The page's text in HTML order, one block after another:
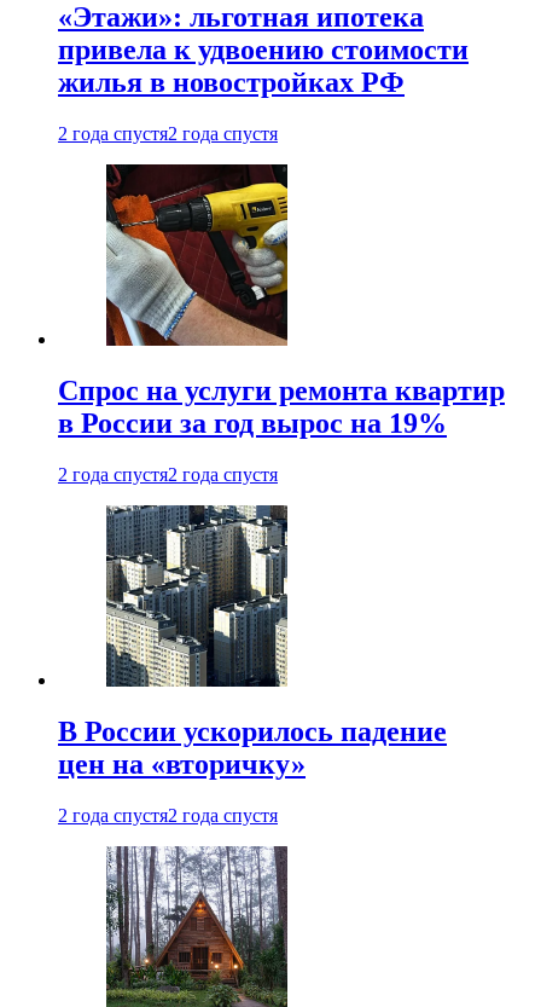
«Этажи»: льготная ипотека
привела к удвоению стоимости
жилья в новостройках РФ
2 года спустя2 года спустя
Спрос на услуги ремонта квартир
в России за год вырос на 19%
2 года спустя2 года спустя
В России ускорилось падение
цен на «вторичку»
2 года спустя2 года спустя